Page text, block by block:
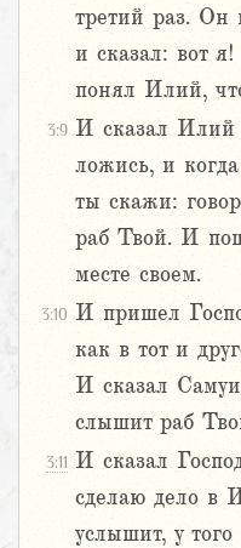
третий раз.
и сказал: вот
понял Илий,
3:9 И сказал Илий
ложись, и
ты скажи:
раб Твой. И
месте своем.
3:10 И пришел
как в тот и
И сказал
слышит раб
3:11 И сказал
сделаю дело в
услышит, у того